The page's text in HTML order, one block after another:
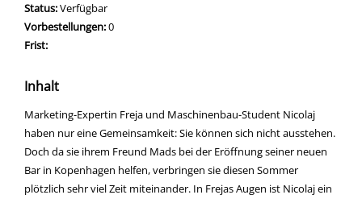
Status:Verfügbar
Vorbestellungen:0
Frist:
Inhalt
Marketing-Expertin Freja und Maschinenbau-Student Nicolaj
haben nur eine Gemeinsamkeit: Sie können sich nicht ausstehen.
Doch da sie ihrem Freund Mads bei der Eröffnung seiner neuen
Bar in Kopenhagen helfen, verbringen sie diesen Sommer
plötzlich sehr viel Zeit miteinander. In Frejas Augen ist Nicolaj ein